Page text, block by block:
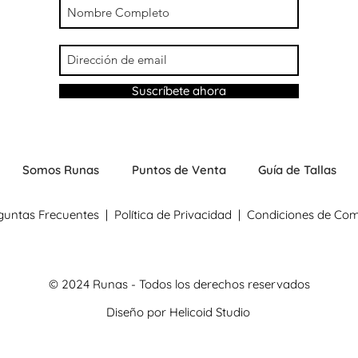
Suscríbete ahora
Somos Runas Puntos de Venta Guía de Tallas
Frecuentes | Política de Privacidad | Condiciones de
© 2024 Runas - Todos los derechos reservados
Diseño por Helicoid Studio